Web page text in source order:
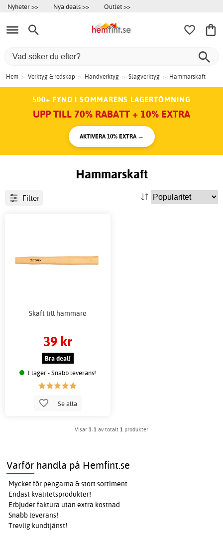
Nyheter >> Nya deals >> Outlet >>
Hem > Verktyg & redskap > Handverktyg > Slagverktyg > Hammarskaft
500+ FYND I SOMMARENS LAGERTÖMNING
UPP TILL 70% RABATT + 10% EXTRA
AKTIVERA 10% EXTRA →
Hammarskaft
Filter
Skaft till hammare
39 kr
Bra deal!
I lager - Snabb leverans!
Se alla
Visar 1-1 av totalt 1 produkter
Varför handla på Hemfint.se
Mycket för pengarna & stort sortiment
Endast kvalitetsprodukter!
Erbjuder faktura utan extra kostnad
Snabb leverans!
Trevlig kundtjänst!